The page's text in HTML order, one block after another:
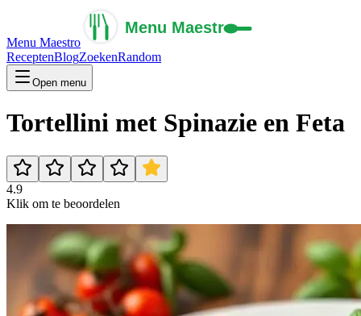
Menu Maestro
ReceptenBlogZoekenRandom
Open menu
Tortellini met Spinazie en Feta
4.9
Klik om te beoordelen